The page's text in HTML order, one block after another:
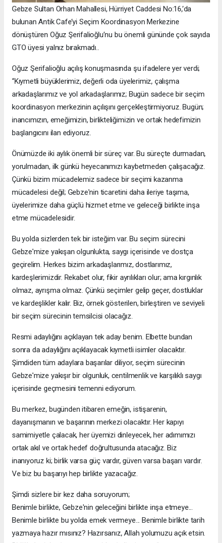
Gebze Sultan Orhan Mahallesi, Hürriyet Caddesi No:16,’da
bulunan Antik Cafe’yi Seçim Koordinasyon Merkezine
dönüştüren Oğuz Şerifalioğlu’nu bu önemli gününde çok sayıda
GTO üyesi yalnız bırakmadı..
Oğuz Şerifalioğlu açılış konuşmasında şu ifadelere yer verdi;
“Kıymetli büyüklerimiz, değerli oda üyelerimiz, çalışma
arkadaşlarımız ve yol arkadaşlarımız; Bugün sadece bir seçim
koordinasyon merkezinin açılışını gerçekleştirmiyoruz. Bugün;
inancımızın, emeğimizin, birlikteliğimizin ve ortak hedefimizin
başlangıcını ilan ediyoruz.
Önümüzde iki aylık önemli bir süreç var. Bu süreçte durmadan,
yorulmadan, ilk günkü heyecanımızı kaybetmeden çalışacağız.
Çünkü bizim mücadelemiz sadece bir seçimi kazanma
mücadelesi değil; Gebze'nin ticaretini daha ileriye taşıma,
üyelerimize daha güçlü hizmet etme ve geleceği birlikte inşa
etme mücadelesidir.
Bu yolda sizlerden tek bir isteğim var. Bu seçim sürecini
Gebze'mize yakışan olgunlukta, saygı içerisinde ve dostça
geçirelim. Herkes bizim arkadaşlarımız, dostlarımız,
kardeşlerimizdir. Rekabet olur, fikir ayrılıkları olur; ama kırgınlık
olmaz, ayrışma olmaz. Çünkü seçimler gelip geçer, dostluklar
ve kardeşlikler kalır. Biz, örnek gösterilen, birleştiren ve seviyeli
bir seçim sürecinin temsilcisi olacağız.
Resmi adaylığını açıklayan tek aday benim. Elbette bundan
sonra da adaylığını açıklayacak kıymetli isimler olacaktır.
Şimdiden tüm adaylara başarılar diliyor, seçim sürecinin
Gebze'mize yakışır bir olgunluk, centilmenlik ve karşılıklı saygı
içerisinde geçmesini temenni ediyorum.
Bu merkez, bugünden itibaren emeğin, istişarenin,
dayanışmanın ve başarının merkezi olacaktır. Her kapıyı
samimiyetle çalacak, her üyemizi dinleyecek, her adımımızı
ortak akıl ve ortak hedef doğrultusunda atacağız. Biz
inanıyoruz ki; birlik varsa güç vardır, güven varsa başarı vardır.
Ve biz bu başarıyı hep birlikte yazacağız.
Şimdi sizlere bir kez daha soruyorum;
Benimle birlikte, Gebze'nin geleceğini birlikte inşa etmeye...
Benimle birlikte bu yolda emek vermeye... Benimle birlikte tarih
yazmaya hazır mısınız? Hazırsanız, Allah yolumuzu açık etsin.